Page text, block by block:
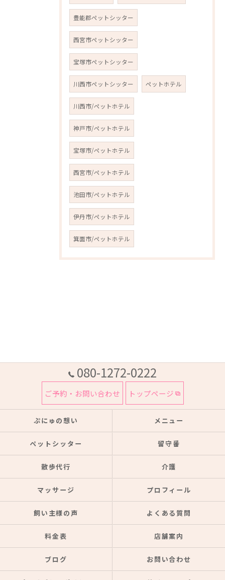
豊能郡ペットシッター
西宮市ペットシッター
宝塚市ペットシッター
川西市ペットシッター ペットホテル
川西市/ペットホテル
神戸市/ペットホテル
宝塚市/ペットホテル
西宮市/ペットホテル
池田市/ペットホテル
伊丹市/ペットホテル
箕面市/ペットホテル
080-1272-0222
ご予約・お問い合わせ トップページ
ぷにゅの想い メニュー
ペットシッター 留守番
散歩代行 介護
マッサージ プロフィール
飼い主様の声 よくある質問
料金表 店舗案内
ブログ お問い合わせ